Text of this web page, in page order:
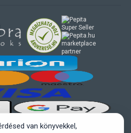
marketplace
partner
van könyvekkel,